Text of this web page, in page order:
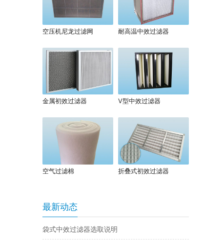
空压机尼龙过滤网 耐高温中效过滤器
金属初效过滤器 V型中效过滤器
空气过滤棉 折叠式初效过滤器
最新动态
袋式中效过滤器选取说明